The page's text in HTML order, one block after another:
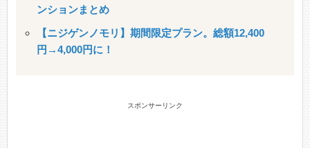
ンションまとめ
【ニジゲンノモリ】期間限定プラン。総額12,400
円→4,000円に！
スポンサーリンク